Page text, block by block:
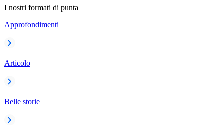
I nostri formati di punta
Approfondimenti
Articolo
Belle storie